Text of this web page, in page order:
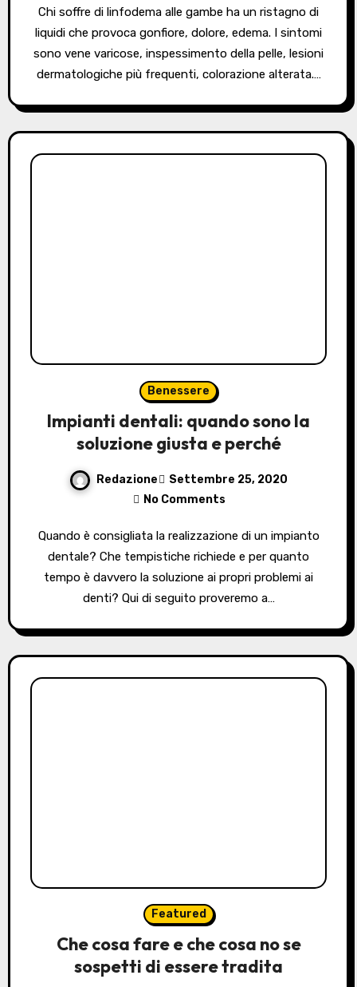
Chi soffre di linfodema alle gambe ha un ristagno di
liquidi che provoca gonfiore, dolore, edema. I sintomi
sono vene varicose, inspessimento della pelle, lesioni
dermatologiche più frequenti, colorazione alterata.…
Benessere
Impianti dentali: quando sono la
soluzione giusta e perché
Redazione
Settembre 25, 2020
No Comments
Quando è consigliata la realizzazione di un impianto
dentale? Che tempistiche richiede e per quanto
tempo è davvero la soluzione ai propri problemi ai
denti? Qui di seguito proveremo a…
Featured
Che cosa fare e che cosa no se
sospetti di essere tradita